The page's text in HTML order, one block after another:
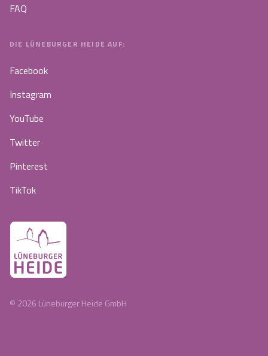
FAQ
DIE LÜNEBURGER HEIDE AUF:
Facebook
Instagram
YouTube
Twitter
Pinterest
TikTok
© 2026 Lüneburger Heide GmbH